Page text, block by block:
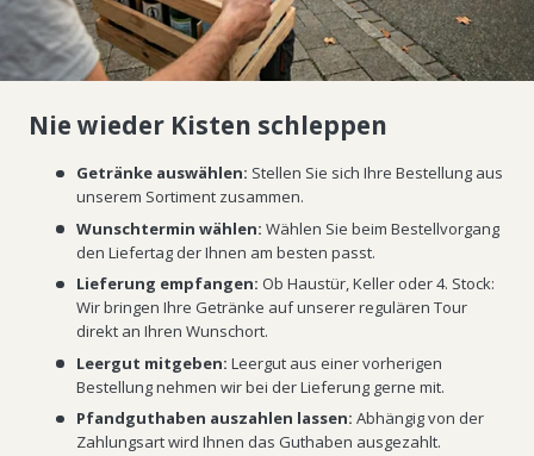
Nie wieder Kisten schleppen
Getränke auswählen: Stellen Sie sich Ihre Bestellung aus
unserem Sortiment zusammen.
Wunschtermin wählen: Wählen Sie beim Bestellvorgang
den Liefertag der Ihnen am besten passt.
Lieferung empfangen: Ob Haustür, Keller oder 4. Stock:
Wir bringen Ihre Getränke auf unserer regulären Tour
direkt an Ihren Wunschort.
Leergut mitgeben: Leergut aus einer vorherigen
Bestellung nehmen wir bei der Lieferung gerne mit.
Pfandguthaben auszahlen lassen: Abhängig von der
Zahlungsart wird Ihnen das Guthaben ausgezahlt.